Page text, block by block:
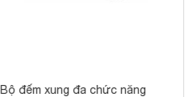
Bộ đếm xung đa chức năng